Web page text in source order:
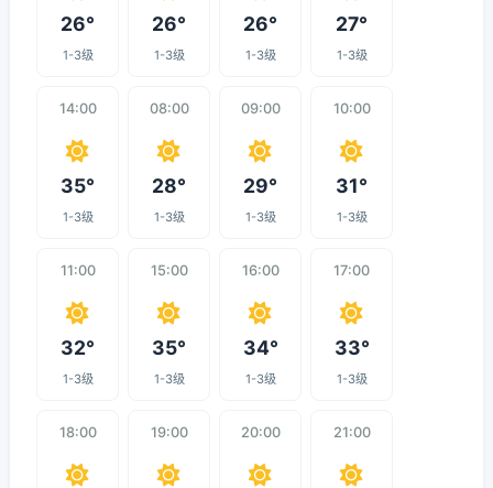
26°
1-3级
26°
1-3级
26°
1-3级
27°
1-3级
14:00
35°
1-3级
08:00
28°
1-3级
09:00
29°
1-3级
10:00
31°
1-3级
11:00
32°
1-3级
15:00
35°
1-3级
16:00
34°
1-3级
17:00
33°
1-3级
18:00 19:00 20:00 21:00